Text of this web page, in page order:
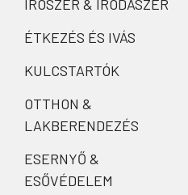
ÍRÓSZER & IRODASZER
ÉTKEZÉS ÉS IVÁS
KULCSTARTÓK
OTTHON &
LAKBERENDEZÉS
ESERNYŐ &
ESŐVÉDELEM